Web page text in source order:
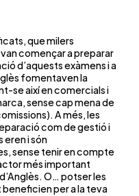
que milers
van començar a preparar
d’aquests exàmens i a
fomentaven la
se així en comercials i
sense cap mena de
A més, les
com de gestió i
eren i són
sense tenir en compte
més important
O… potser les
per a la teva